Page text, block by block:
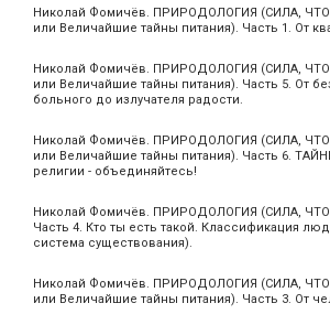
Николай Фомичёв. ПРИРОДОЛОГИЯ (СИЛА,
или Величайшие тайны питания). Часть 1. От
Николай Фомичёв. ПРИРОДОЛОГИЯ (СИЛА,
или Величайшие тайны питания). Часть 5. От
больного до излучателя радости.
Николай Фомичёв. ПРИРОДОЛОГИЯ (СИЛА,
или Величайшие тайны питания). Часть 6.
религии - объединяйтесь!
Николай Фомичёв. ПРИРОДОЛОГИЯ (СИЛА,
Часть 4. Кто ты есть такой. Классификация
система существования).
Николай Фомичёв. ПРИРОДОЛОГИЯ (СИЛА,
или Величайшие тайны питания). Часть 3. От